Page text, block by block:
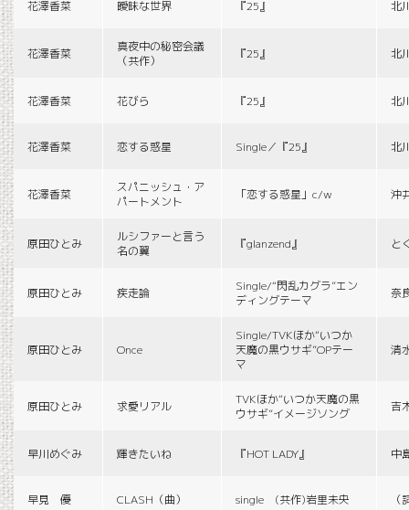
花澤香菜 曖昧な世界 『25』 北
花澤香菜
真夜中の秘密会議
（共作）
『25』 北
花澤香菜 花びら 『25』 北
花澤香菜 恋する惑星 Single／『25』 北
花澤香菜
スパニッシュ・ア
パートメント
「恋する惑星」c/w 沖
原田ひとみ
ルシファーと言う
名の翼
『glanzend』 と
原田ひとみ 疾走論
Single/“閃乱カグラ”エン
ディングテーマ
奈
原田ひとみ Once
Single/TVKほか“いつか
天魔の黒ウサギ”OPテー
マ
清
原田ひとみ 求愛リアル
TVKほか“いつか天魔の黒
ウサギ”イメージソング
吉
早川めぐみ 輝きたいね 『HOT LADY』 中
早見 優 CLASH（曲） single (共作)岩里未央